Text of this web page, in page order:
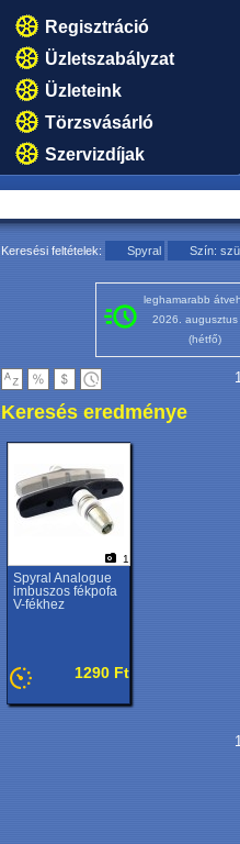
Regisztráció
Üzletszabályzat
Üzleteink
Törzsvásárló
Szervizdíjak
Keresési feltételek: Spyral Szín:
leghamarabb
2026. augusztus
(hétfő)
Keresés eredménye
1
Spyral Analogue
imbuszos fékpofa
V-fékhez
1290 Ft